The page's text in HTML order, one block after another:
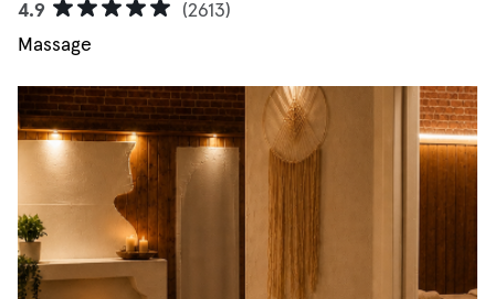
4.9
(2613)
Massage